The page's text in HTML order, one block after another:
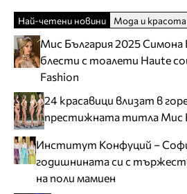
Най-четени новини Мода и красота
Мис България 2025 Симона
блести с тоалети Haute
Fashion
24 красавици влизат в
престижната титла Мис
Институт Конфуций –
годишнината си с
на поли мамиен